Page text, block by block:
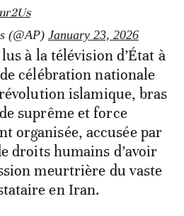
(@AP) January 23, 2026
à la télévision d’État à
célébration nationale
islamique, bras
suprême et force
organisée, accusée par
droits humains d’avoir
meurtrière du vaste
en Iran.